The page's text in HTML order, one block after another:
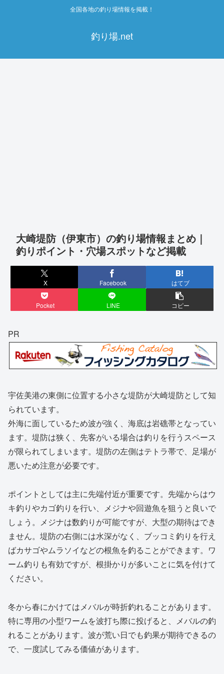
全国各地の釣り場情報を掲載！
釣り場.net
大崎堤防（伊東市）の釣り場情報まとめ｜
釣りポイント・穴場スポットなど掲載
X Facebook はてブ
Pocket LINE コピー
PR
宇佐美港の東側に位置する小さな堤防が大崎堤防として知
られています。
外海に面しているため波が強く、海底は岩礁帯となってい
ます。堤防は狭く、先客がいる場合は釣りを行うスペース
が限られてしまいます。堤防の左側はテトラ帯で、足場が
悪いため注意が必要です。
ポイントとしては主に先端付近が重要です。先端からはウ
キ釣りやカゴ釣りを行い、メジナや回遊魚を狙うと良いで
しょう。メジナは数釣りが可能ですが、大型の期待はでき
ません。堤防の右側には水深がなく、ブッコミ釣りを行え
ばカサゴやムラソイなどの根魚を釣ることができます。ワ
ーム釣りも有効ですが、根掛かりが多いことに気を付けて
ください。
冬から春にかけてはメバルが時折釣れることがあります。
特に専用の小型ワームを波打ち際に投げると、メバルの釣
れることがあります。波が荒い日でも釣果が期待できるの
で、一度試してみる価値があります。